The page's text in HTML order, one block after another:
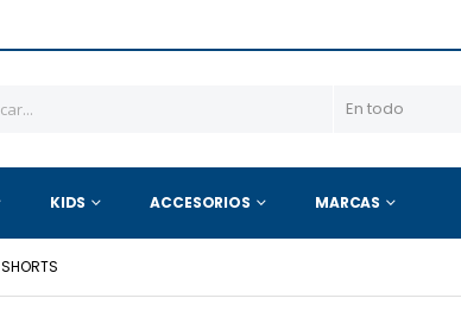
KIDS ACCESORIOS MARCAS
SHORTS